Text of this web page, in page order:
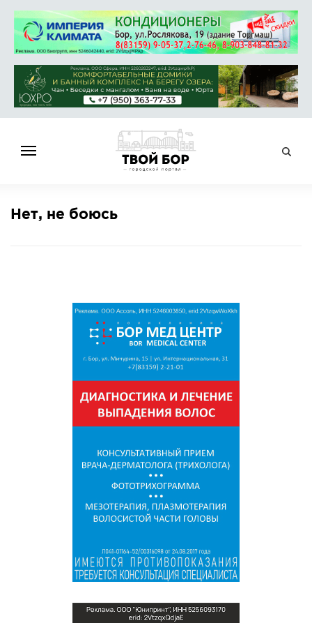
НОВОСТИ
СПРАВКА
СТАТЬИ
ГОЛОСОВАНИЯ
ФОТО
Нет, не боюсь